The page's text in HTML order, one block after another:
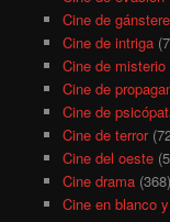
Cine de
Cine de intriga
Cine de misterio
Cine de
Cine de
Cine de terror
Cine del oeste
Cine drama(368)
Cine en blanco